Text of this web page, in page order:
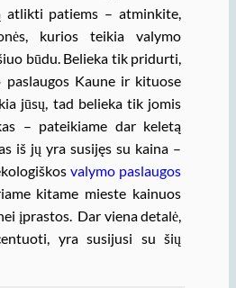
atlikti patiems – atminkite,
kurios teikia valymo
būdu. Belieka tik pridurti,
Kaune ir kituose
jūsų, tad belieka tik jomis
– pateikiame dar keletą
iš jų yra susijęs su kaina –
valymo paslaugos
kitame mieste kainuos
įprastos. Dar viena detalė,
yra susijusi su šių